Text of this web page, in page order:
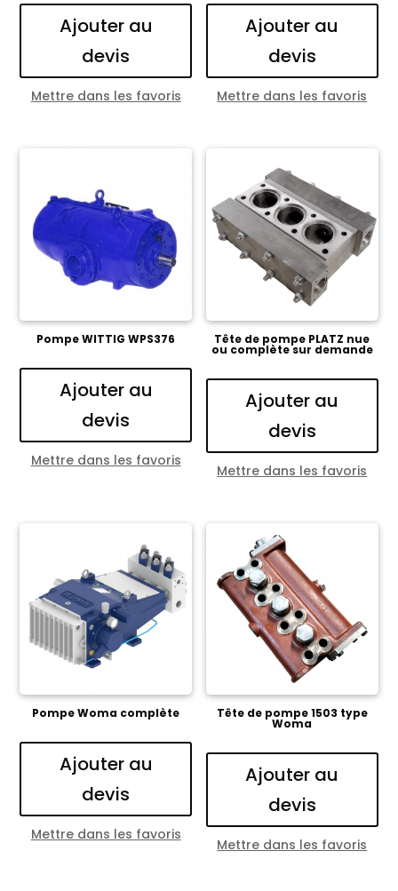
Ajouter au
devis
Mettre dans les favoris
Ajouter au
devis
Mettre dans les favoris
Pompe WITTIG WPS376
Ajouter au
devis
Mettre dans les favoris
Tête de pompe PLATZ nue
ou complète sur demande
Ajouter au
devis
Mettre dans les favoris
Pompe Woma complète
Ajouter au
devis
Mettre dans les favoris
Tête de pompe 1503 type
Woma
Ajouter au
devis
Mettre dans les favoris